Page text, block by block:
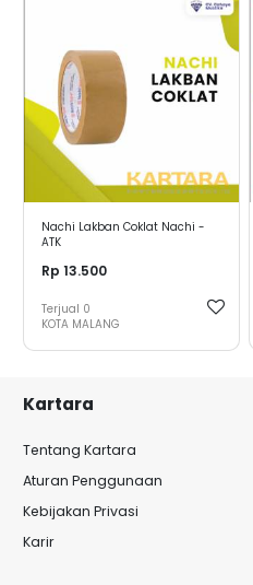
Nachi Lakban Coklat Nachi -
ATK
Rp 13.500
Terjual 0
KOTA MALANG
Kartara
Tentang Kartara
Aturan Penggunaan
Kebijakan Privasi
Karir